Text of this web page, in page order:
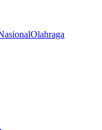
Olahraga